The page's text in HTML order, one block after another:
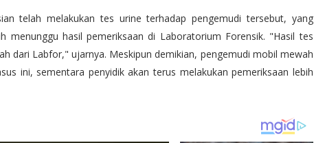
telah melakukan tes urine terhadap pengemudi tersebut, yang
menunggu hasil pemeriksaan di Laboratorium Forensik. "Hasil tes
dari Labfor," ujarnya. Meskipun demikian, pengemudi mobil mewah
ini, sementara penyidik akan terus melakukan pemeriksaan lebih